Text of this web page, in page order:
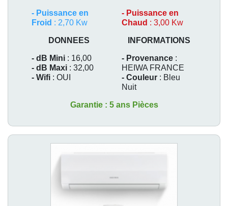
- Puissance en
Froid : 2,70 Kw
- Puissance en
Chaud : 3,00 Kw
DONNEES
- dB Mini : 16,00
- dB Maxi : 32,00
- Wifi : OUI
INFORMATIONS
- Provenance :
HEIWA FRANCE
- Couleur : Bleu
Nuit
Garantie : 5 ans Pièces